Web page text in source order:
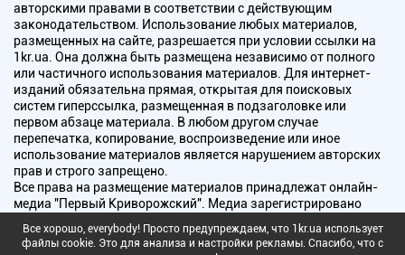
авторскими правами в соответствии с действующим
законодательством. Использование любых материалов,
размещенных на сайте, разрешается при условии ссылки на
1kr.ua. Она должна быть размещена независимо от полного
или частичного использования материалов. Для интернет-
изданий обязательна прямая, открытая для поисковых
систем гиперссылка, размещенная в подзаголовке или
первом абзаце материала. В любом другом случае
перепечатка, копирование, воспроизведение или иное
использование материалов является нарушением авторских
прав и строго запрещено.
Все права на размещение материалов принадлежат онлайн-
медиа "Первый Криворожский". Медиа зарегистрировано
радиовещания.
Все хорошо, everybody! Просто предупреждаем, что 1kr.ua использует
файлы cookie. Это для анализа и настройки рекламы. Спасибо, что с